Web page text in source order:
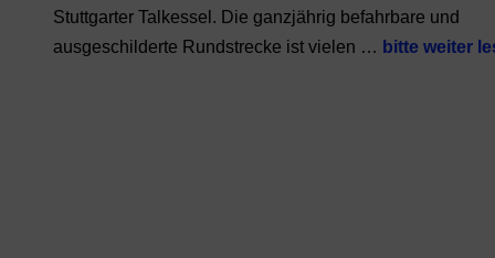
Stuttgarter Talkessel. Die ganzjährig befahrbare und
ausgeschilderte Rundstrecke ist vielen … bitte weiter